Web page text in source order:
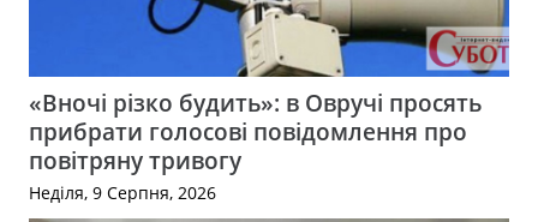
«Вночі різко будить»: в Овручі просять
прибрати голосові повідомлення про
повітряну тривогу
Неділя, 9 Серпня, 2026